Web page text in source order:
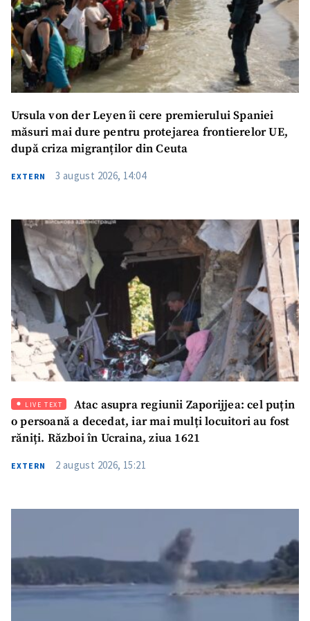
Ursula von der Leyen îi cere premierului Spaniei
măsuri mai dure pentru protejarea frontierelor UE,
după criza migranților din Ceuta
EXTERN 3 august 2026, 14:04
LIVE TEXT
Atac asupra regiunii Zaporijjea: cel puțin
o persoană a decedat, iar mai mulți locuitori au fost
răniți. Război în Ucraina, ziua 1621
EXTERN 2 august 2026, 15:21
ȘTIREA MEA
Titlu știre
+ Adaugă titlu
Fotografie
+ Încarcă imagine
Link media
+ Link media
Sursă anonimă
Nume+ Numele meu